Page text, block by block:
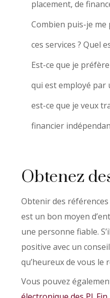
placement, de
Combien puis-je
ces services ? Quel
Est-ce que je
qui est employé par
est-ce que je veux
financier
Obtenez
Obtenir des
est un bon moyen
une personne fiable.
positive avec un
qu’heureux de vous le
Vous pouvez